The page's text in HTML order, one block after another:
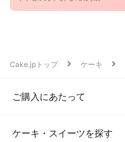
Cake.jpトップ ケーキ
ご購入にあたって
ケーキ・スイーツを探す